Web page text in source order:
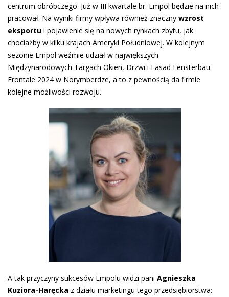
centrum obróbczego. Już w III kwartale br. Empol będzie na nich
pracował. Na wyniki firmy wpływa również znaczny wzrost
eksportu i pojawienie się na nowych rynkach zbytu, jak
chociażby w kilku krajach Ameryki Południowej. W kolejnym
sezonie Empol weźmie udział w największych
Międzynarodowych Targach Okien, Drzwi i Fasad Fensterbau
Frontale 2024 w Norymberdze, a to z pewnością da firmie
kolejne możliwości rozwoju.
A tak przyczyny sukcesów Empolu widzi pani Agnieszka
Kuziora-Haręcka z działu marketingu tego przedsiębiorstwa: